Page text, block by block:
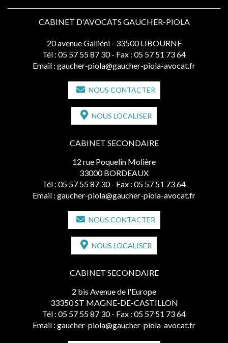
CABINET D'AVOCATS GAUCHER-PIOLA
20 avenue Galliéni - 33500 LIBOURNE
Tél : 05 57 55 87 30 - Fax : 05 57 51 73 64
Email : gaucher-piola@gaucher-piola-avocat.fr
NOUS CONTACTER
NOUS LOCALISER
CABINET SECONDAIRE
12 rue Poquelin Molière
33000 BORDEAUX
Tél : 05 57 55 87 30 - Fax : 05 57 51 73 64
Email : gaucher-piola@gaucher-piola-avocat.fr
NOUS CONTACTER
NOUS LOCALISER
CABINET SECONDAIRE
2 bis Avenue de l'Europe
33350 ST MAGNE-DE-CASTILLON
Tél : 05 57 55 87 30 - Fax : 05 57 51 73 64
Email : gaucher-piola@gaucher-piola-avocat.fr